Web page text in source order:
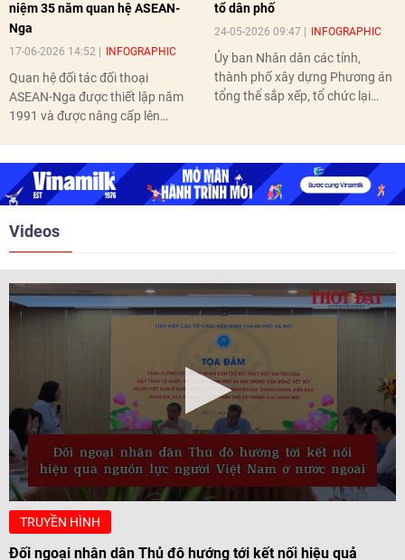
niệm 35 năm quan hệ ASEAN-
Nga
17-06-2026 14:52 INFOGRAPHIC
Quan hệ đối tác đối thoại
ASEAN-Nga được thiết lập năm
1991 và được nâng cấp lên
nghị Cấp cao vào các năm 2005,
2010, 2016, 2018, 2021.
tổ dân phố
24-05-2026 09:47 INFOGRAPHIC
Ủy ban Nhân dân các tỉnh,
thành phố xây dựng Phương án
tổng thể sắp xếp, tổ chức lại
Videos
TRUYỀN HÌNH
Đối ngoại nhân dân Thủ đô hướng tới kết nối hiệu quả